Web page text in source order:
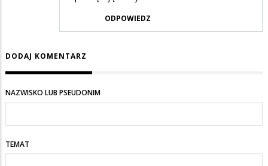
ODPOWIEDZ
DODAJ KOMENTARZ
NAZWISKO LUB PSEUDONIM
TEMAT